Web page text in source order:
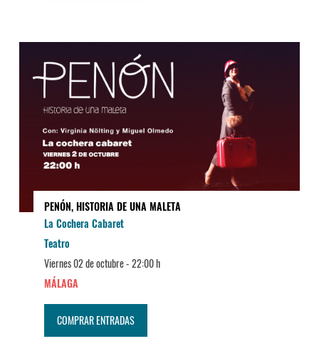
PENÓN, HISTORIA DE UNA MALETA
La Cochera Cabaret
Teatro
Viernes 02 de octubre -22:00 h
MÁLAGA
COMPRAR ENTRADAS